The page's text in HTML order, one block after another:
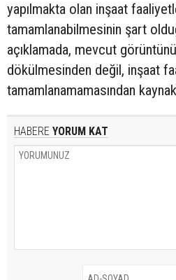
yapılmakta olan inşaat
tamamlanabilmesinin şart
açıklamada, mevcut
dökülmesinden değil, inşaat
tamamlanamamasından
HABERE YORUM KAT